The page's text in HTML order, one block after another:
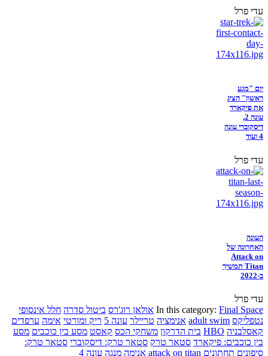
עדי פרל
יום "מגע
ראשון" הציג
את פיקארד
עונה 2,
דיסקוברי עונה
4 ועוד
עדי פרל
העונה
האחרונה של
Attack on
Titan תמשיך
ב-2022
עדי פרל
In this category: Final Space אולאן רוג'רס ביטול סדרה חלל אינסופי
נטפליקס adult swim אנימציה טריילר עונה 5 ריק ומורטי אימה ערפדים
קאסלבניה HBO בית הדרקון משחקי הכס קאסט מסע בין כוכבים מסע
בין כוכבים: פיקארד סטאר טרק סטאר טרק: דיסקוברי סטאר טרק:
סיפונים תחתונים attack on titan אנימה מנגה עונה 4